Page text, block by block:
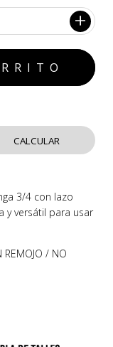
CALCULAR
3/4 con lazo
y versátil para usar
REMOJO / NO